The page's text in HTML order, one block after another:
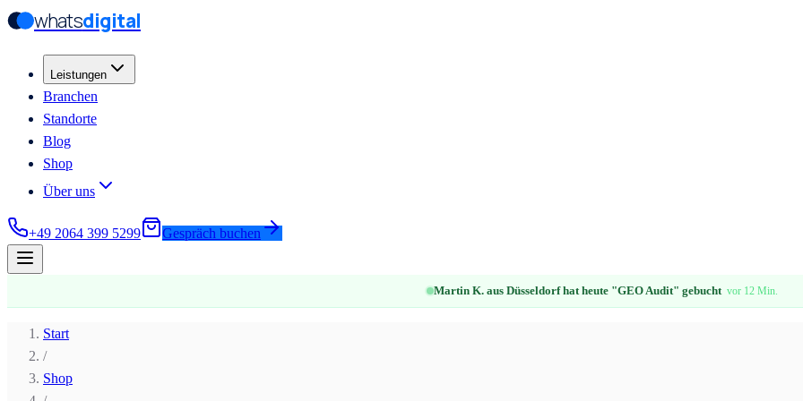
Zum Hauptinhalt springen
Zum Hauptinhalt springen
whatsdigital
Leistungen
Branchen
Standorte
Blog
Shop
Über uns
+49 2064 399 5299 Gespräch buchen
Martin K. aus Düsseldorf hat heute "GEO Audit" gebucht vor 12 Min.
Start
/
Shop